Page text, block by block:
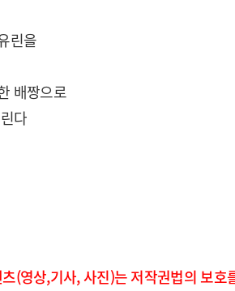
린을
배짱으로
다
(영상,기사, 사진)는 저작권법의 보호